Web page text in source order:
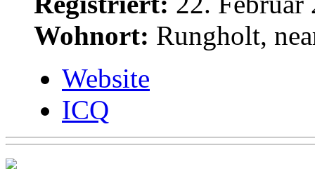
Wohnort: Rungholt,
Website
ICQ